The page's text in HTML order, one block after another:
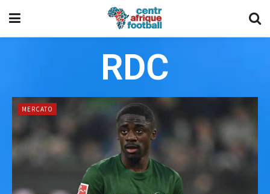
RDC
MERCATO